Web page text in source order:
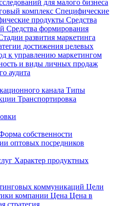
для малого бизнеса
комплекс Специфические
продукты Средства
Средства формирования
развития маркетинга
достижения целевых
к управлению маркетингом
и виды личных продаж
аудита
канала Типы
Транспортировка
собственности
оптовых посредников
Характер продуктных
коммуникаций Цели
компании Цена Цена в
стратегия